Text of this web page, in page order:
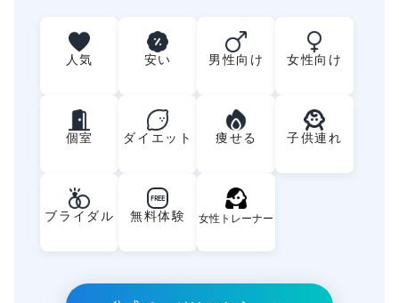
人気 安い 男性向け 女性向け
個室 ダイエット 痩せる 子供連れ
ブライダル
FREE
無料体験 女性トレーナー